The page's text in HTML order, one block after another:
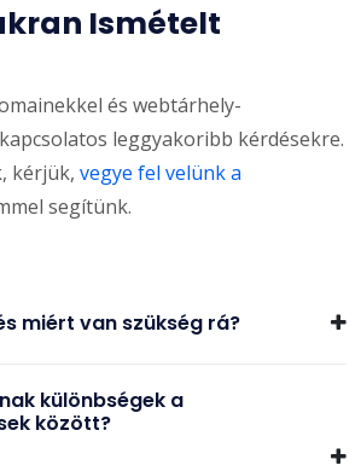
Ismételt
és webtárhely-
leggyakoribb kérdésekre.
kérjük, vegye fel velünk a
segítünk.
miért van szükség rá?
különbségek a
között?